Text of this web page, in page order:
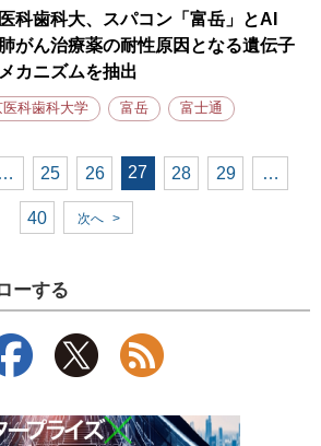
科歯科大、スパコン「富岳」とAI
がん治療薬の耐性原因となる遺伝子
カニズムを抽出
医科歯科大学 富岳 富士通
… 25 26 27 28 29 …
40 次へ >
ーする